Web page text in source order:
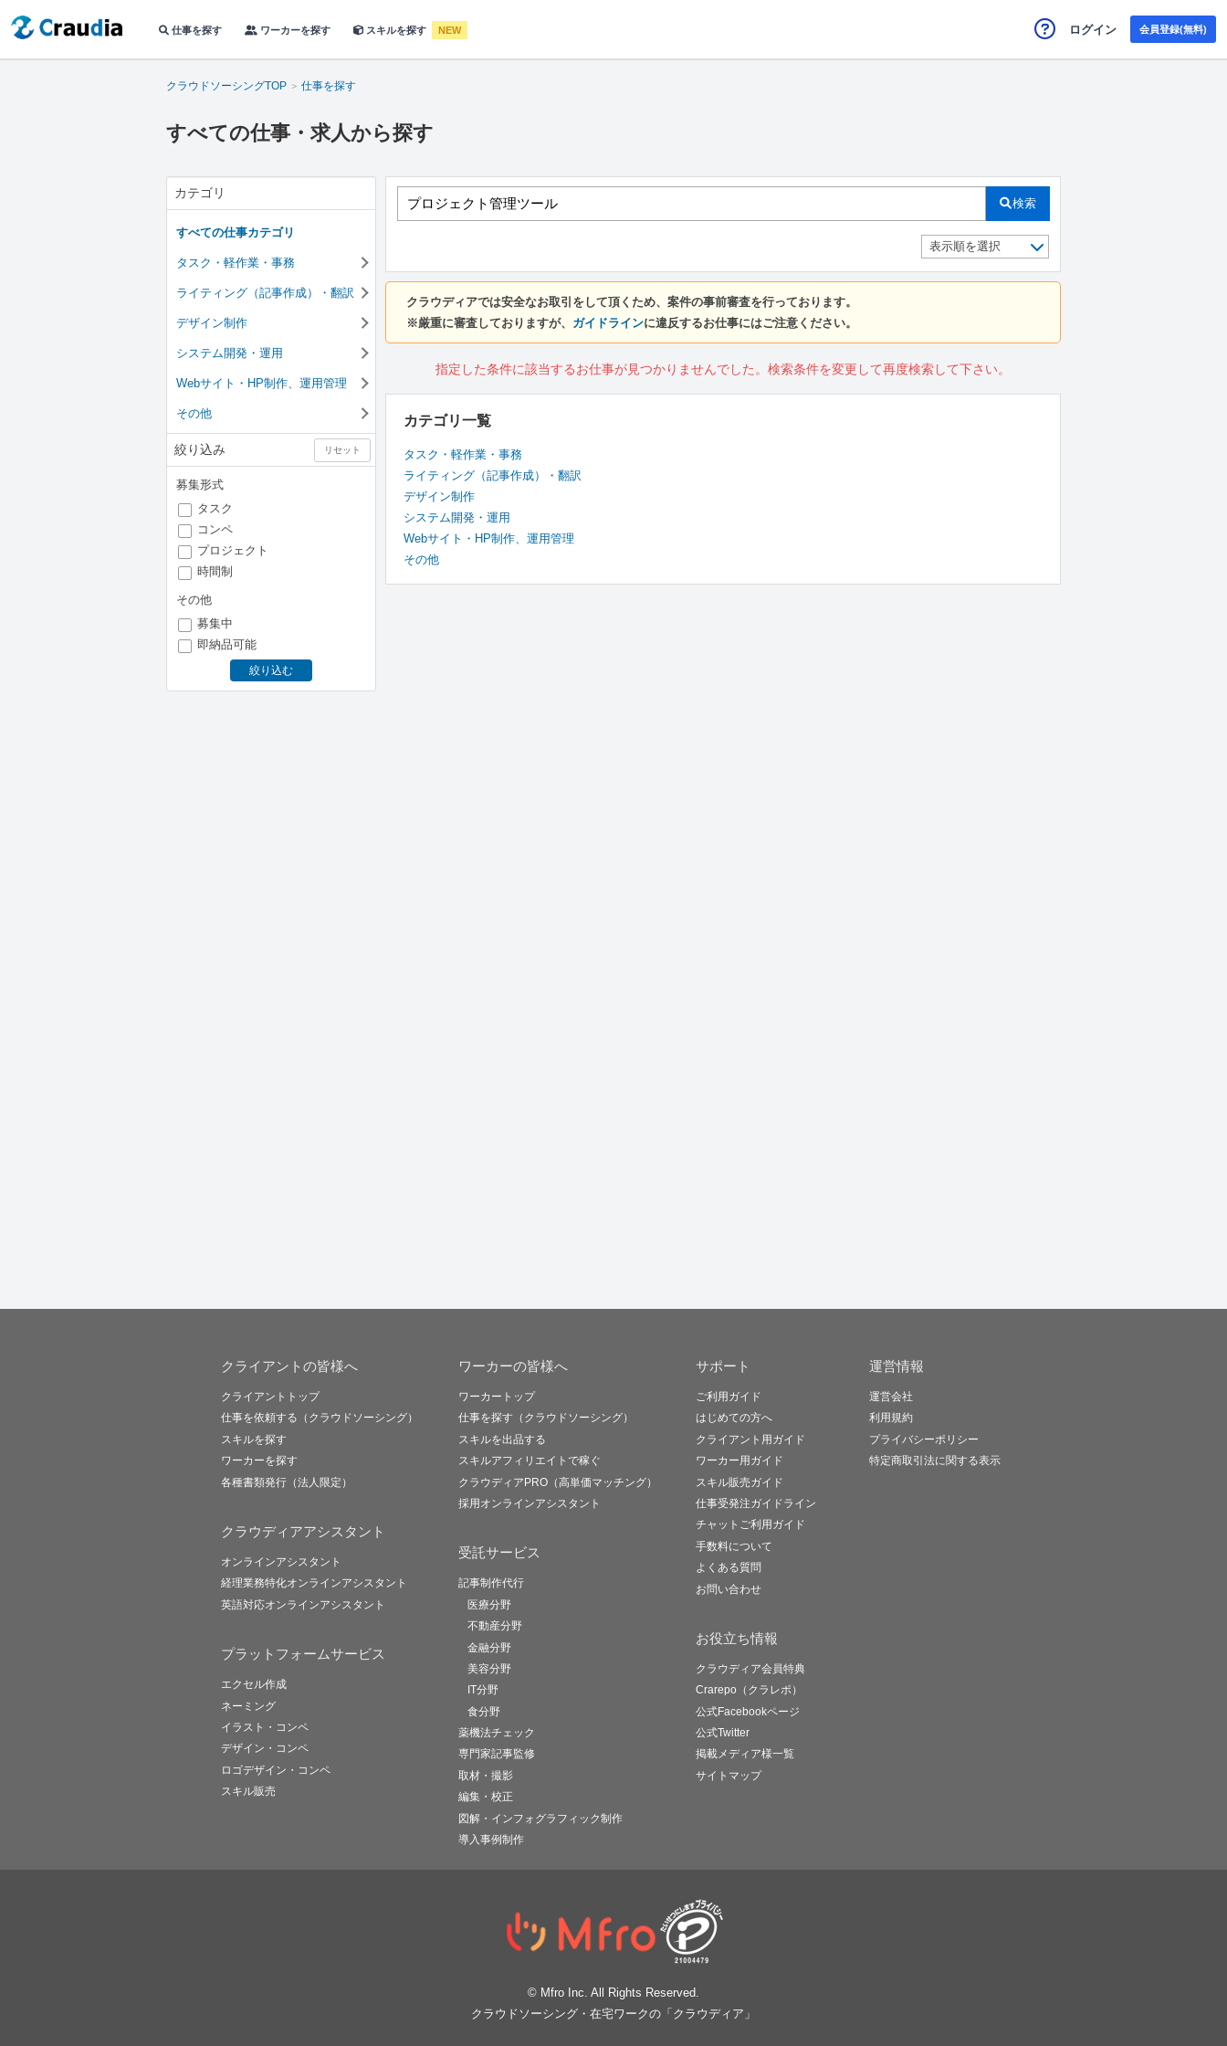
仕事を探す ワーカーを探す スキルを探す NEW ログイン 会員登録(無料)
クラウドソーシングTOP 仕事を探す
すべての仕事・求人から探す
カテゴリ
すべての仕事カテゴリ
タスク・軽作業・事務
ライティング（記事作成）・翻訳
デザイン制作
システム開発・運用
Webサイト・HP制作、運用管理
その他
絞り込み リセット
募集形式
タスク
コンペ
プロジェクト
時間制
その他
募集中
即納品可能
絞り込む
検索
クラウディアでは安全なお取引をして頂くため、案件の事前審査を行っております。
※厳重に審査しておりますが、 ガイドラインに違反するお仕事にはご注意ください。
指定した条件に該当するお仕事が見つかりませんでした。検索条件を変更して再度検索して下さい。
カテゴリ一覧
タスク・軽作業・事務
ライティング（記事作成）・翻訳
デザイン制作
システム開発・運用
Webサイト・HP制作、運用管理
その他
クライアントの皆様へ
クライアントトップ
仕事を依頼する（クラウドソーシング）
スキルを探す
ワーカーを探す
各種書類発行（法人限定）
クラウディアアシスタント
オンラインアシスタント
経理業務特化オンラインアシスタント
英語対応オンラインアシスタント
プラットフォームサービス
エクセル作成
ネーミング
イラスト・コンペ
デザイン・コンペ
ロゴデザイン・コンペ
スキル販売
ワーカーの皆様へ
ワーカートップ
仕事を探す（クラウドソーシング）
スキルを出品する
スキルアフィリエイトで稼ぐ
クラウディアPRO（高単価マッチング）
採用オンラインアシスタント
受託サービス
記事制作代行
医療分野
不動産分野
金融分野
美容分野
IT分野
食分野
薬機法チェック
専門家記事監修
取材・撮影
編集・校正
図解・インフォグラフィック制作
導入事例制作
サポート
ご利用ガイド
はじめての方へ
クライアント用ガイド
ワーカー用ガイド
スキル販売ガイド
仕事受発注ガイドライン
チャットご利用ガイド
手数料について
よくある質問
お問い合わせ
お役立ち情報
クラウディア会員特典
Crarepo（クラレポ）
公式Facebookページ
公式Twitter
掲載メディア様一覧
サイトマップ
運営情報
運営会社
利用規約
プライバシーポリシー
特定商取引法に関する表示
© Mfro Inc. All Rights Reserved.
クラウドソーシング・在宅ワークの「クラウディア」